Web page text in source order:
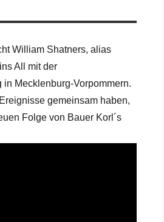
William Shatners, alias
All mit der
in Mecklenburg-Vorpommern.
gemeinsam haben,
Folge von Bauer Korl´s